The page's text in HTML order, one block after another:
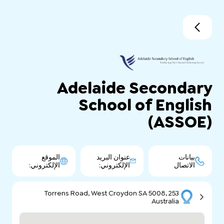
Adelaide Secondary
School of English
(ASSOE)
بيانات
الاتصال
عنوان البريد
الإلكتروني:
الموقع
الإلكتروني:
253 Torrens Road, West Croydon SA 5008,
Australia